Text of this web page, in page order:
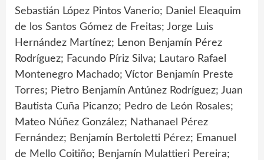
Sebastián López Pintos Vanerio; Daniel Eleaquim
de los Santos Gómez de Freitas; Jorge Luis
Hernández Martínez; Lenon Benjamín Pérez
Rodríguez; Facundo Píriz Silva; Lautaro Rafael
Montenegro Machado; Víctor Benjamín Preste
Torres; Pietro Benjamín Antúnez Rodríguez; Juan
Bautista Cuña Picanzo; Pedro de León Rosales;
Mateo Núñez González; Nathanael Pérez
Fernández; Benjamín Bertoletti Pérez; Emanuel
de Mello Coitiño; Benjamín Mulattieri Pereira;